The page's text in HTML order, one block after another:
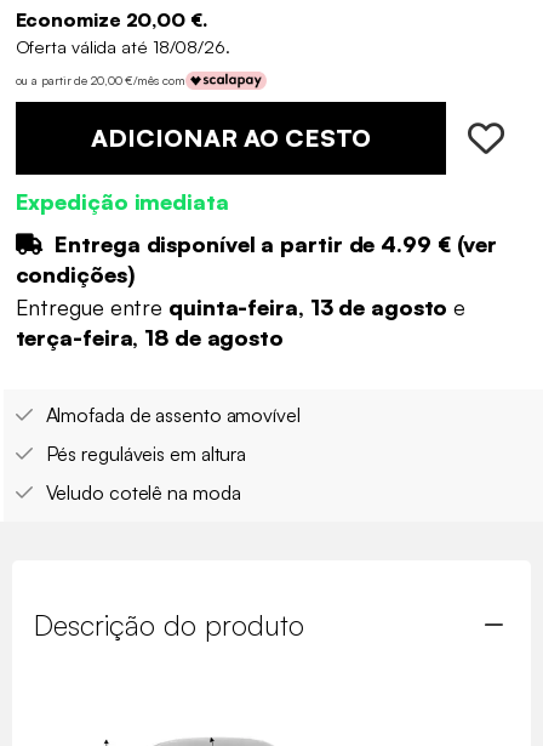
Economize 20,00 €.
Oferta válida até 18/08/26.
ou a partir de 20,00 €/mês com
ADICIONAR AO CESTO
Expedição imediata
Entrega disponível a partir de 4.99 €(ver
condições)
Entregue entre quinta-feira, 13 de agostoe
terça-feira, 18 de agosto
Almofada de assento amovível
Pés reguláveis em altura
Veludo cotelê na moda
Descrição do produto